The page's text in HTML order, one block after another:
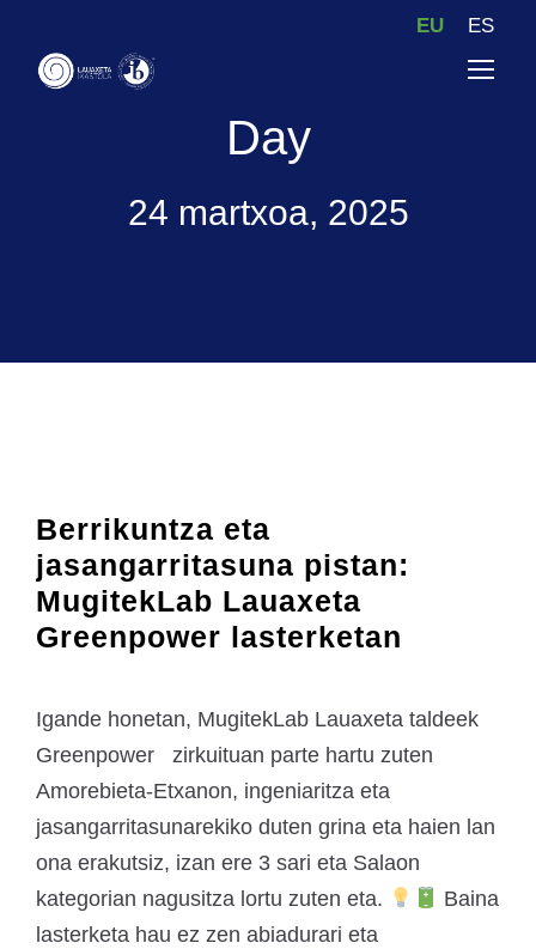
EU ES
Day
24 martxoa, 2025
Berrikuntza eta
jasangarritasuna pistan:
MugitekLab Lauaxeta
Greenpower lasterketan
Igande honetan, MugitekLab Lauaxeta taldeek
Greenpower zirkuituan parte hartu zuten
Amorebieta-Etxanon, ingeniaritza eta
jasangarritasunarekiko duten grina eta haien lan
ona erakutsiz, izan ere 3 sari eta Salaon
kategorian nagusitza lortu zuten eta.
Baina
lasterketa hau ez zen abiadurari eta